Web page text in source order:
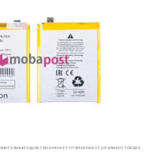
характер и может отличаться от реального товара